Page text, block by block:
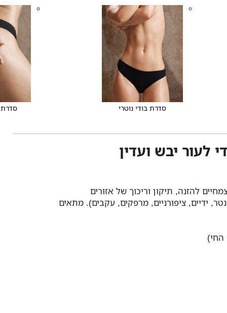
סדרת בודי נוטרי
לעור יבש ועדין
להזנה, תיקון וריכוך של אזורים
ידיים, ציפורניים, מרפקים, עקבים). מתאים
החי)